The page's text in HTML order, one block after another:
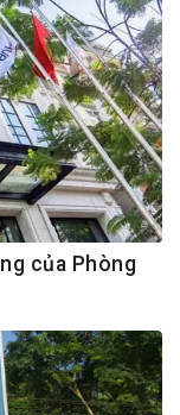
của Phòng